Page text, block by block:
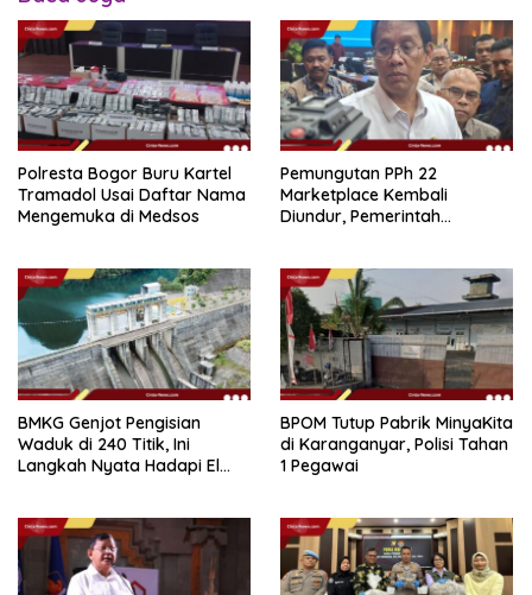
Polresta Bogor Buru Kartel
Tramadol Usai Daftar Nama
Mengemuka di Medsos
Pemungutan PPh 22
Marketplace Kembali
Diundur, Pemerintah
BMKG Genjot Pengisian
Waduk di 240 Titik, Ini
Langkah Nyata Hadapi El
BPOM Tutup Pabrik MinyaKita
di Karanganyar, Polisi Tahan
1 Pegawai